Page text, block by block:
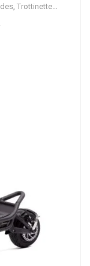
, Trottinette